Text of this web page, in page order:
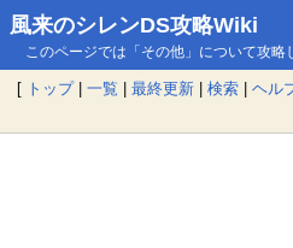
風来のシレンDS攻略Wiki
このページでは「その他」について攻略
[ トップ| 一覧 | 最終更新 | 検索 | ヘル